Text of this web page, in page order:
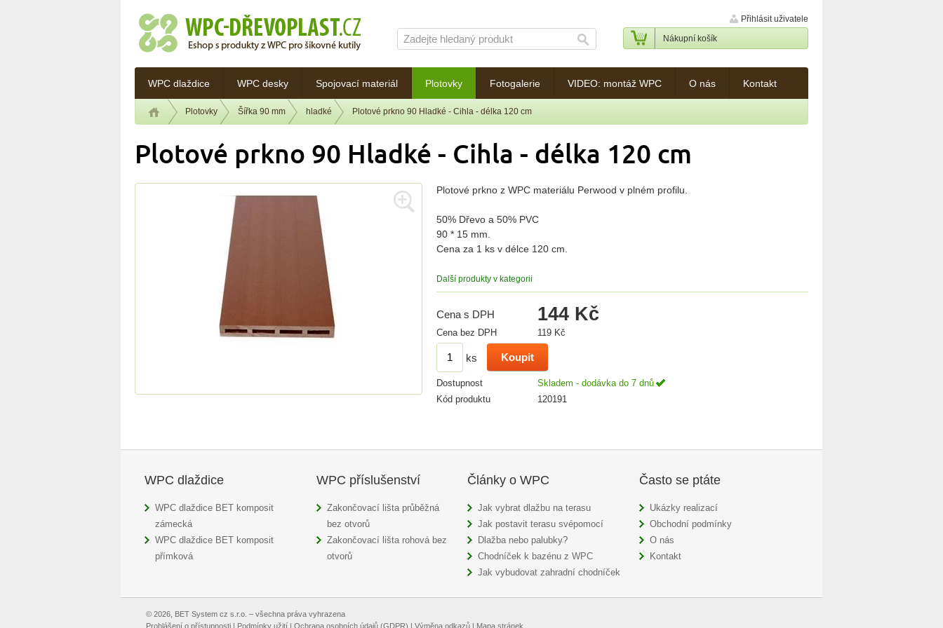
WPC dlaždice WPC desky Spojovací materiál Plotovky Fotogalerie VIDEO: montáž WPC O nás Kontakt
Přihlásit uživatele
Nákupní košík
Plotovky Šířka 90 mm hladké Plotové prkno 90 Hladké - Cihla - délka 120 cm
Plotové prkno 90 Hladké - Cihla - délka 120 cm
Plotové prkno z WPC materiálu Perwood v plném profilu.
50% Dřevo a 50% PVC
90 * 15 mm.
Cena za 1 ks v délce 120 cm.
Další produkty v kategorii
Cena s DPH 144 Kč
Cena bez DPH 119 Kč
ks
Dostupnost
Skladem - dodávka do 7 dnů
Kód produktu
120191
WPC dlaždice
WPC dlaždice BET komposit
zámecká
WPC dlaždice BET komposit
přímková
WPC příslušenství
Zakončovací lišta průběžná
bez otvorů
Zakončovací lišta rohová bez
otvorů
Články o WPC
Jak vybrat dlažbu na terasu
Jak postavit terasu svépomocí
Dlažba nebo palubky?
Chodníček k bazénu z WPC
Jak vybudovat zahradní chodníček
Často se ptáte
Ukázky realizací
Obchodní podmínky
O nás
Kontakt
© 2026, BET System cz s.r.o. – všechna práva vyhrazena
Prohlášení o přístupnosti | Podmínky užití | Ochrana osobních údajů (GDPR) | Výměna odkazů | Mapa stránek